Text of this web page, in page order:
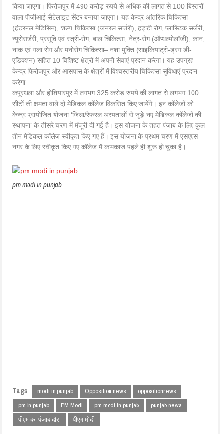
किया जाएगा। फिरोजपुर में 490 करोड़ रुपये से अधिक की लागत से 100 बिस्तरों
वाला पीजीआई सैटेलाइट सेंटर बनाया जाएगा। यह केन्द्र आंतरिक चिकित्सा
(इंटरनल मेडिसिन), शल्य-चिकित्सा (जनरल सर्जरी), हड्डी रोग, प्लास्टिक सर्जरी,
न्यूरोसर्जरी, प्रसूति एवं स्त्री-रोग, बाल चिकित्सा, नेत्र-रोग (ऑप्थल्मोलॉजी), कान,
नाक एवं गला रोग और मनोरोग चिकित्सा– नशा मुक्ति (साइकियाट्री-ड्रग डी-
एडिक्शन) सहित 10 विशिष्ट क्षेत्रों में अपनी सेवाएं प्रदान करेगा। यह उपग्रह
केन्द्र फिरोजपुर और आसपास के क्षेत्रों में विश्वस्तरीय चिकित्सा सुविधाएं प्रदान
करेगा।
कपूरथला और होशियारपुर में लगभग 325 करोड़ रुपये की लागत से लगभग 100
सीटों की क्षमता वाले दो मेडिकल कॉलेज विकसित किए जायेंगे। इन कॉलेजों को
केन्द्र प्रायोजित योजना ‘जिला/रेफरल अस्पतालों से जुड़े नए मेडिकल कॉलेजों की
स्थापना’ के तीसरे चरण में मंजूरी दी गई है। इस योजना के तहत पंजाब के लिए कुल
तीन मेडिकल कॉलेज स्वीकृत किए गए हैं। इस योजना के प्रथम चरण में एसएएस
नगर के लिए स्वीकृत किए गए कॉलेज में कामकाज पहले ही शुरू हो चुका है।
pm modi in punjab
Tags: modi in punjab Opposition news
oppositionnews
pm in punjab
PM Modi pm modi in punjab
punjab news
पीएम का पंजाब दौरा
पीएम मोदी